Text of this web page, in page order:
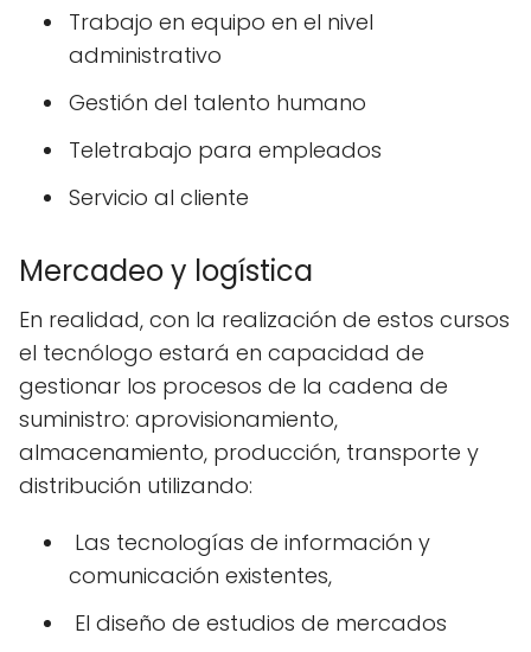
Trabajo en equipo en el nivel
administrativo
Gestión del talento humano
Teletrabajo para empleados
Servicio al cliente
Mercadeo y logística
En realidad, con la realización de estos cursos
el tecnólogo estará en capacidad de
gestionar los procesos de la cadena de
suministro: aprovisionamiento,
almacenamiento, producción, transporte y
distribución utilizando:
Las tecnologías de información y
comunicación existentes,
El diseño de estudios de mercados